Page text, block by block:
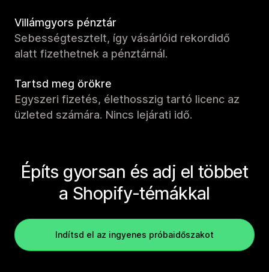
Villámgyors pénztár
Sebességtesztelt, így vásárlóid rekordidő
alatt fizethetnek a pénztárnál.
Tartsd meg örökre
Egyszeri fizetés, élethosszig tartó licenc az
üzleted számára. Nincs lejárati idő.
Építs gyorsan és adj el többet
a Shopify-témákkal
Indítsd el az ingyenes próbaidőszakot